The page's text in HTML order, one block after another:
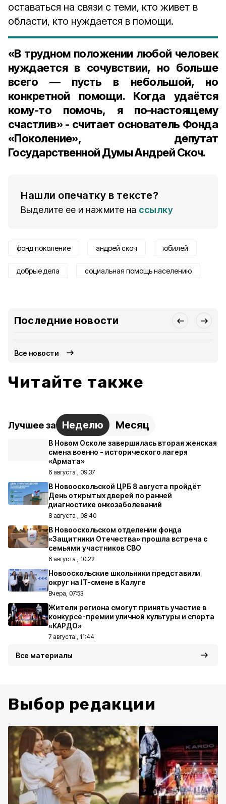
оставаться на связи с теми, кто живет в
области, кто нуждается в помощи.
«В трудном положении любой человек
нуждается в сочувствии, но больше
всего — пусть в небольшой, но
конкретной помощи. Когда удаётся
кому-то помочь, я по-настоящему
счастлив» - считает основатель Фонда
«Поколение», депутат
Государственной Думы Андрей Скоч.
Нашли опечатку в тексте?
Выделите ее и нажмите на ссылку
фонд поколение андрей скоч юбилей
добрые дела социальная помощь населению
Последние новости
Все новости
Читайте также
Лучшее за Неделю Месяц
В Новом Осколе завершилась вторая женская
смена военно - исторического лагеря
«Армата»
6 августа , 09:37
В Новооскольской ЦРБ 8 августа пройдёт
День открытых дверей по ранней
диагностике онкозаболеваний
8 августа , 08:40
В Новооскольском отделении фонда
«Защитники Отечества» прошла встреча с
семьями участников СВО
6 августа , 10:22
Новооскольские школьники представили
округ на IT-смене в Калуге
Вчера, 07:53
Жители региона смогут принять участие в
конкурсе-премии уличной культуры и спорта
«КАРДО»
7 августа , 11:44
Все материалы
Выбор редакции